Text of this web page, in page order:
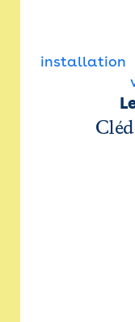
installation